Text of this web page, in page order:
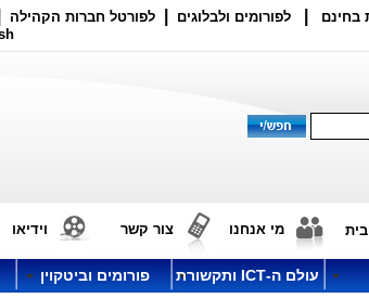
בחינם לפורומים ולבלוגים לפורטל חברות הקהילה
מי אנחנו צור קשר וידיאו
עולם ה-ICT ותקשורת פורומים וביטקוין